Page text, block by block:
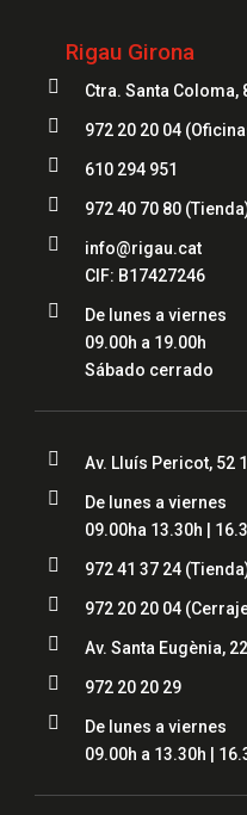
Rigau Girona
 Ctra. Santa Coloma,
 972 20 20 04
 610 294 951
 972 40 70 80

info@rigau.cat
CIF: B17427246

De lunes a viernes
09.00h a 19.00h
Sábado cerrado
 Av. Lluís Pericot, 52

De lunes a viernes
09.00ha 13.30h |
 972 41 37 24
 972 20 20 04
 Av. Santa Eugènia,
 972 20 20 29

De lunes a viernes
09.00h a 13.30h |